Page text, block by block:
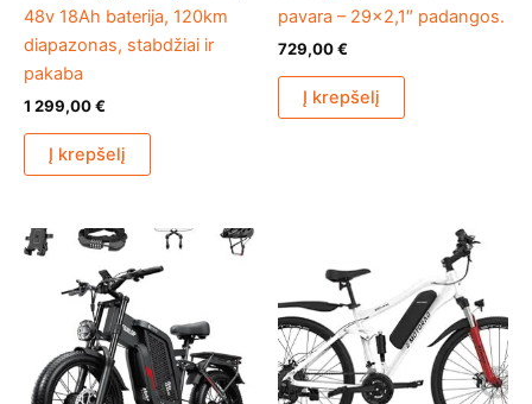
48v 18Ah baterija, 120km
diapazonas, stabdžiai ir
pakaba
1 299,00€
Į krepšelį
pavara – 29×2,1″ padangos.
729,00€
Į krepšelį